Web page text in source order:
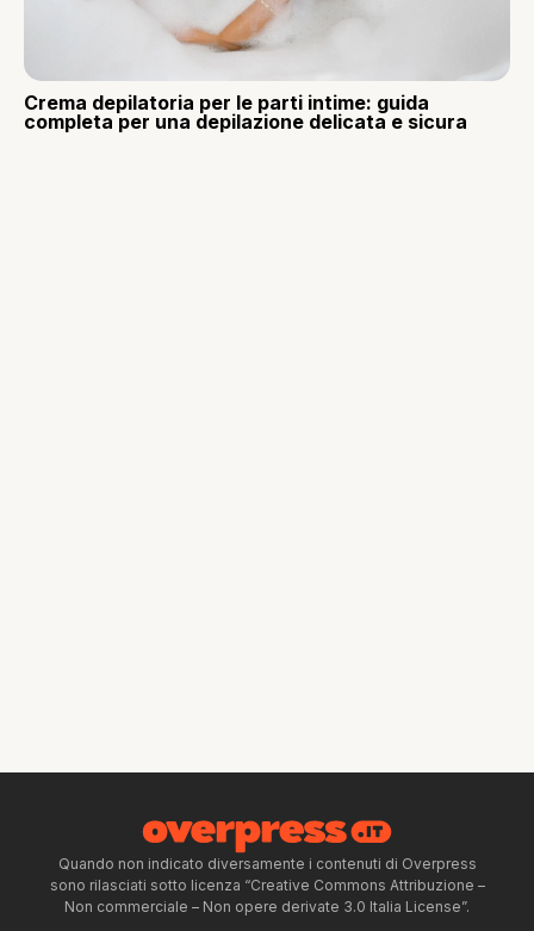
Crema depilatoria per le parti intime: guida
completa per una depilazione delicata e sicura
Quando non indicato diversamente i contenuti di Overpress
sono rilasciati sotto licenza “Creative Commons Attribuzione –
Non commerciale – Non opere derivate 3.0 Italia License”.